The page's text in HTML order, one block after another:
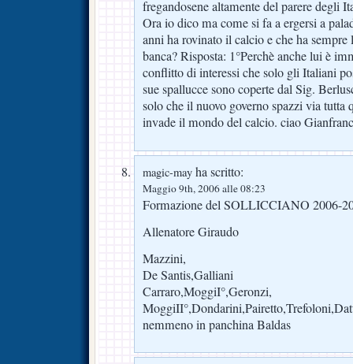
fregandosene altamente del parere degli
Ora io dico ma come si fa a ergersi a
anni ha rovinato il calcio e che ha sempre
banca? Risposta: 1°Perchè anche lui è
conflitto di interessi che solo gli Italiani
sue spallucce sono coperte dal Sig.
solo che il nuovo governo spazzi via tutta
invade il mondo del calcio. ciao
magic-may ha scritto:
Maggio 9th, 2006 alle 08:23
Formazione del SOLLICCIANO 2006-
Allenatore Giraudo
Mazzini,
De Santis,Galliani
Carraro,MoggiI°,Geronzi,
nemmeno in panchina Baldas